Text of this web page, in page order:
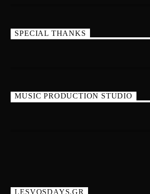
SPECIAL THANKS
MUSIC PRODUCTION STUDIO
LESVOSDAYS.GR